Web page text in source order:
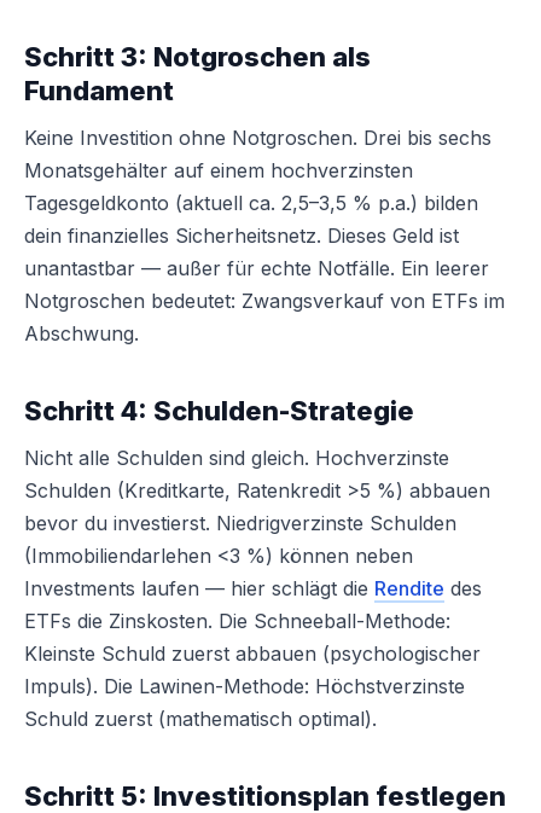
Schritt 3: Notgroschen als
Fundament
Keine Investition ohne Notgroschen. Drei bis sechs
Monatsgehälter auf einem hochverzinsten
Tagesgeldkonto (aktuell ca. 2,5–3,5 % p.a.) bilden
dein finanzielles Sicherheitsnetz. Dieses Geld ist
unantastbar — außer für echte Notfälle. Ein leerer
Notgroschen bedeutet: Zwangsverkauf von ETFs im
Abschwung.
Schritt 4: Schulden-Strategie
Nicht alle Schulden sind gleich. Hochverzinste
Schulden (Kreditkarte, Ratenkredit >5 %) abbauen
bevor du investierst. Niedrigverzinste Schulden
(Immobiliendarlehen <3 %) können neben
Investments laufen — hier schlägt die Rendite des
ETFs die Zinskosten. Die Schneeball-Methode:
Kleinste Schuld zuerst abbauen (psychologischer
Impuls). Die Lawinen-Methode: Höchstverzinste
Schuld zuerst (mathematisch optimal).
Schritt 5: Investitionsplan festlegen